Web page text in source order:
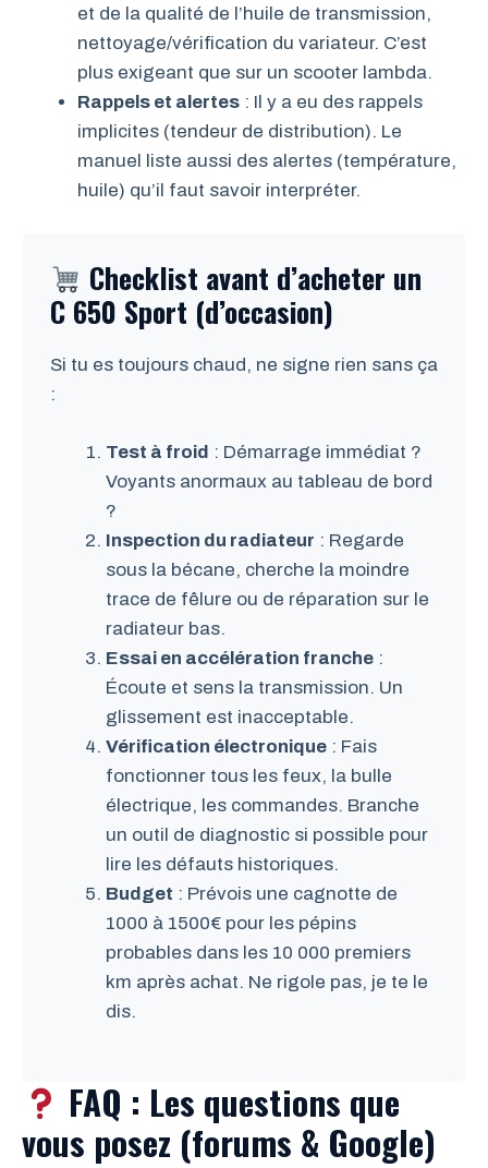
et de la qualité de l’huile de transmission,
nettoyage/vérification du variateur. C’est
plus exigeant que sur un scooter lambda.
Rappels et alertes : Il y a eu des rappels
implicites (tendeur de distribution). Le
manuel liste aussi des alertes (température,
huile) qu’il faut savoir interpréter.
Checklist avant d’acheter un
C 650 Sport (d’occasion)
Si tu es toujours chaud, ne signe rien sans ça
:
Test à froid : Démarrage immédiat ?
Voyants anormaux au tableau de bord
?
Inspection du radiateur : Regarde
sous la bécane, cherche la moindre
trace de fêlure ou de réparation sur le
radiateur bas.
Essai en accélération franche:
Écoute et sens la transmission. Un
glissement est inacceptable.
Vérification électronique: Fais
fonctionner tous les feux, la bulle
électrique, les commandes. Branche
un outil de diagnostic si possible pour
lire les défauts historiques.
Budget : Prévois une cagnotte de
1000 à 1500€ pour les pépins
probables dans les 10 000 premiers
km après achat. Ne rigole pas, je te le
dis.
FAQ : Les questions que
vous posez (forums & Google)